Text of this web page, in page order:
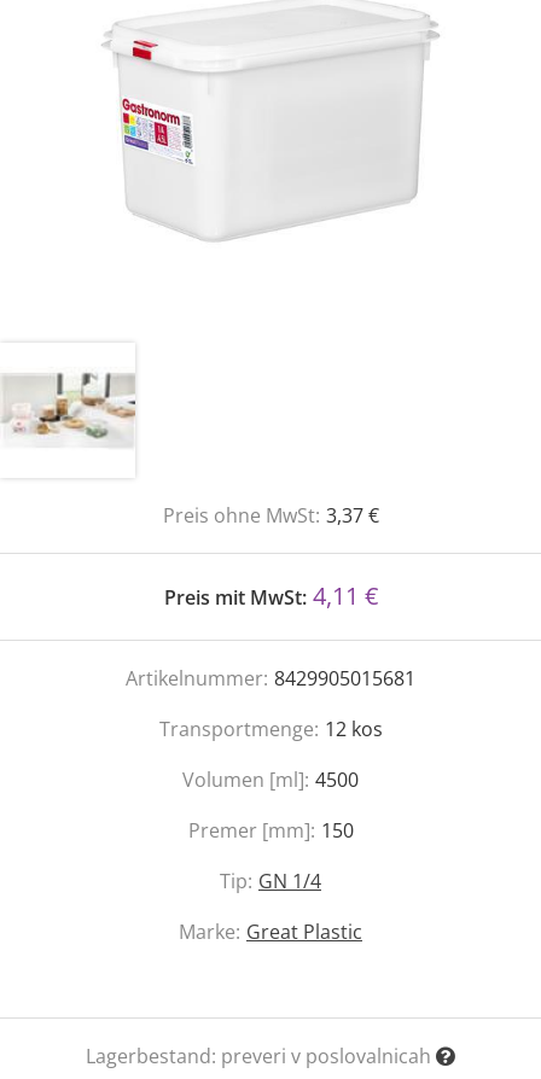
Preis ohne MwSt: 3,37 €
Preis mit MwSt: 4,11 €
Artikelnummer: 8429905015681
Transportmenge: 12 kos
Volumen [ml]: 4500
Premer [mm]: 150
Tip: GN 1/4
Marke: Great Plastic
Lagerbestand: preveri v poslovalnicah